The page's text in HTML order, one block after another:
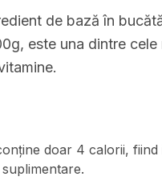
de bază în
este una dintre
doar 4 calorii,